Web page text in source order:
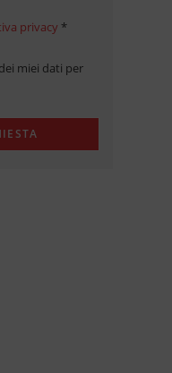
privacy *
miei dati per